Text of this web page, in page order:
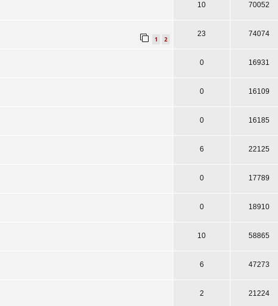
10 70052
1 2
23 74074
0 16931
0 16109
0 16185
6 22125
0 17789
0 18910
10 58865
6 47273
2 21224